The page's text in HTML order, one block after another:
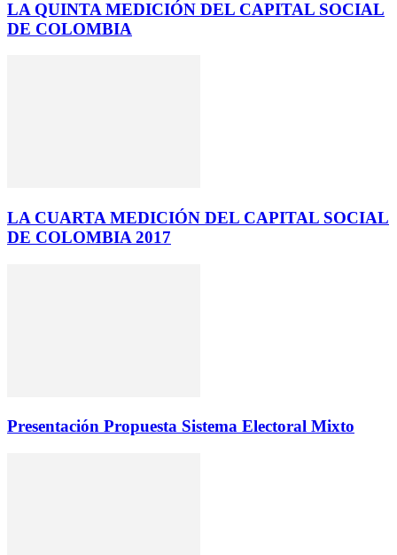
LA QUINTA MEDICIÓN DEL CAPITAL SOCIAL
DE COLOMBIA
LA CUARTA MEDICIÓN DEL CAPITAL SOCIAL
DE COLOMBIA 2017
Presentación Propuesta Sistema Electoral Mixto